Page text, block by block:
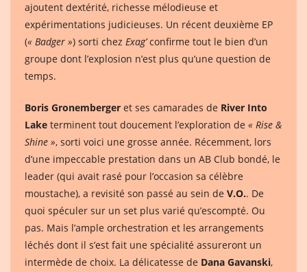
ajoutent dextérité, richesse mélodieuse et
expérimentations judicieuses. Un récent deuxième EP
(« Badger ») sorti chez Exag’confirme tout le bien d’un
groupe dont l’explosion n’est plus qu’une question de
temps.
Boris Gronemberger et ses camarades de River Into
Lake terminent tout doucement l’exploration de « Rise &
Shine », sorti voici une grosse année. Récemment, lors
d’une impeccable prestation dans un AB Club bondé, le
leader (qui avait rasé pour l’occasion sa célèbre
moustache), a revisité son passé au sein de V.O.. De
quoi spéculer sur un set plus varié qu’escompté. Ou
pas. Mais l’ample orchestration et les arrangements
léchés dont il s’est fait une spécialité assureront un
intermède de choix. La délicatesse de Dana Gavanski,